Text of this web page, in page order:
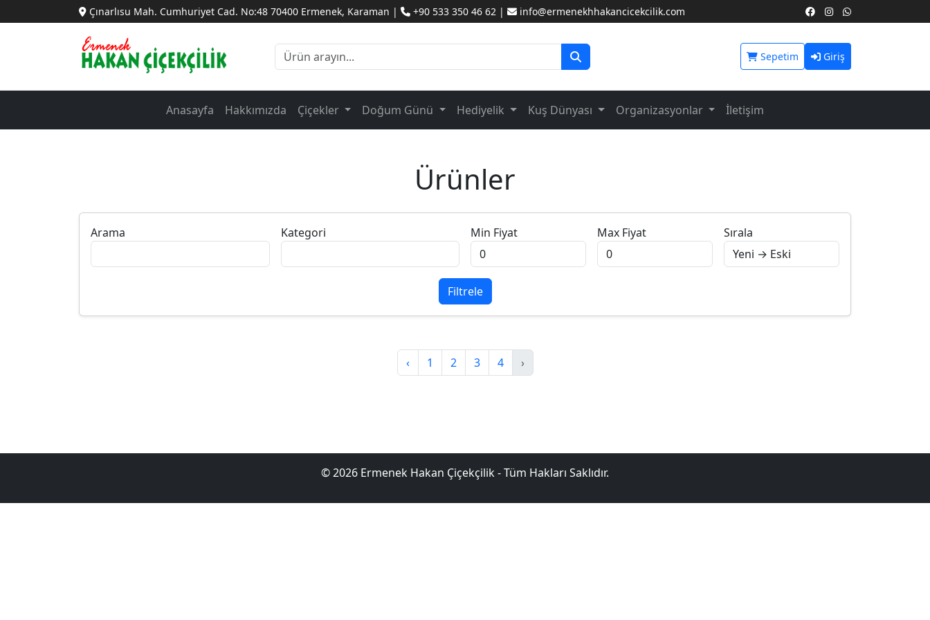
Çınarlısu Mah. Cumhuriyet Cad. No:48 70400 Ermenek, Karaman | +90 533 350 46 62 | info@ermenekhhakancicekcilik.com
Sepetim Giriş
Anasayfa Hakkımızda Çiçekler Doğum Günü Hediyelik Kuş Dünyası Organizasyonlar İletişim
Ürünler
Arama Kategori Min Fiyat Max Fiyat Sırala
Filtrele
‹ 1 2 3 4 ›
© 2026 Ermenek Hakan Çiçekçilik - Tüm Hakları Saklıdır.